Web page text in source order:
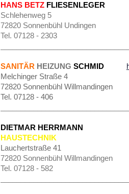
HANS BETZ FLIESENLEGER
Schlehenweg 5
72820 Sonnenbühl Undingen
Tel. 07128 - 2303
SANITÄR HEIZUNG SCHMID
Melchinger Straße 4
72820 Sonnenbühl Willmandingen
Tel. 07128 - 406
DIETMAR HERRMANN
HAUSTECHNIK
Lauchertstraße 41
72820 Sonnenbühl Willmandingen
Tel. 07128 - 582